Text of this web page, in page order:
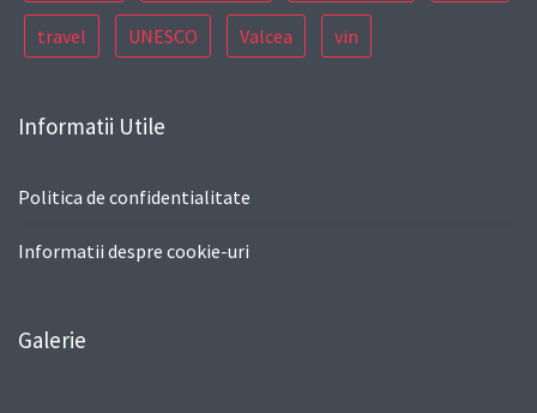
travel UNESCO Valcea vin
Informatii Utile
Politica de confidentialitate
Informatii despre cookie-uri
Galerie